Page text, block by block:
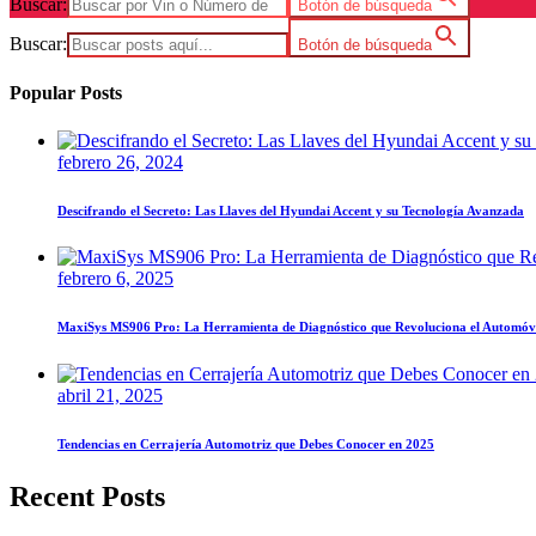
Buscar: Botón de búsqueda
Buscar: Botón de búsqueda
Popular Posts
febrero 26, 2024
Descifrando el Secreto: Las Llaves del Hyundai Accent y su Tecnología Avanzada
febrero 6, 2025
MaxiSys MS906 Pro: La Herramienta de Diagnóstico que Revoluciona el
abril 21, 2025
Tendencias en Cerrajería Automotriz que Debes Conocer en 2025
Recent Posts